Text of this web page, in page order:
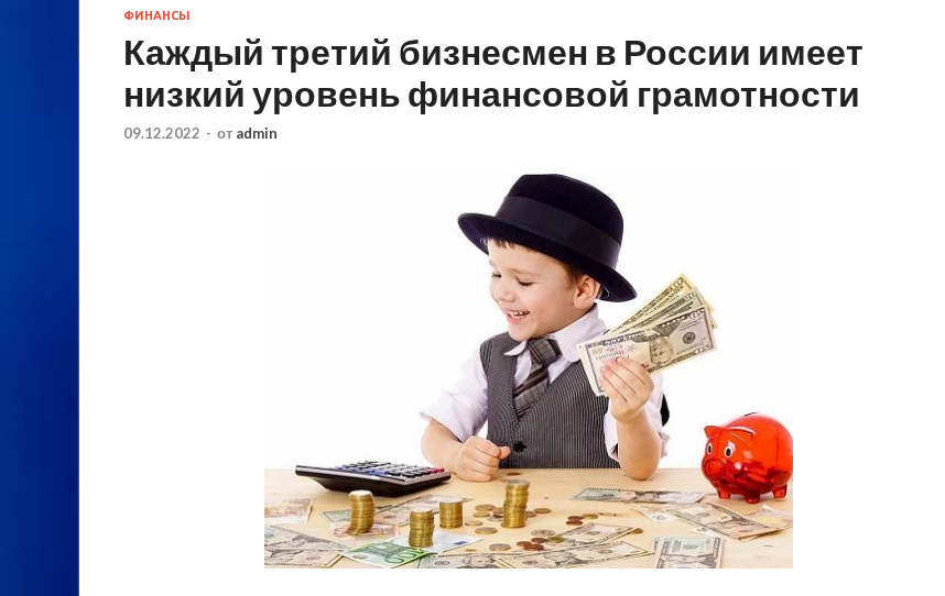
ФИНАНСЫ
Каждый третий бизнесмен в России имеет
низкий уровень финансовой грамотности
09.12.2022 - от admin